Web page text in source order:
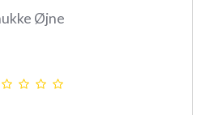
Øjne